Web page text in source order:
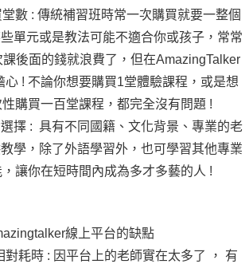
數 : 傳統補習班時常一次購買就要一整個
單元或是教法可能不適合你或孩子，常常
課後面的錢就浪費了，但在AmazingTalker
心 ! 不論你想要購買1堂體驗課程，或是想
購買一百堂課程，都完全沒有問題 !
擇 :  具有不同國籍、文化背景、專業的老
學，除了外語學習外，也可學習其他專業
讓你在短時間內成為多才多藝的人 !
線上平台的缺點
對耗時 : 因平台上的老師實在太多了 ， 有